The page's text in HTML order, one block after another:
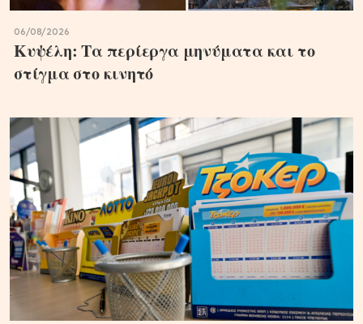
06/08/2026
Κυψέλη: Τα περίεργα μηνύματα και το
στίγμα στο κινητό